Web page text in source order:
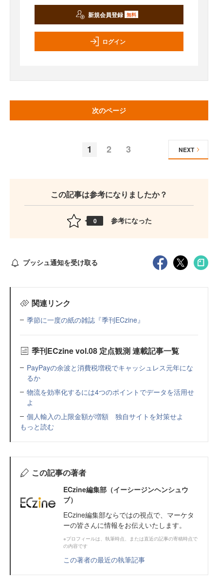
新規会員登録 無料
ログイン
次のページ
1 2 3 NEXT
この記事は参考になりましたか？
0 参考になった
プッシュ通知を受け取る
関連リンク
季節に一度の紙の雑誌『季刊ECzine』
季刊ECzine vol.08 定点観測 連載記事一覧
PayPayの余波と消費税増税でキャッシュレス元年にな
るか
物流を効率化するには4つのポイントでデータを活用せ
よ
個人輸入の上限金額が増額 独自サイトを対策せよ
もっと読む
この記事の著者
ECzine編集部（イーシージンヘンシュウ
ブ）
ECzine編集部ならではの視点で、マーケタ
ーの皆さんに情報をお伝えいたします。
※プロフィールは、執筆時点、または直近の記事の寄稿時点で
の内容です
この著者の最近の執筆記事